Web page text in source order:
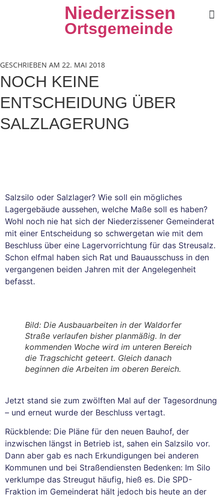
Niederzissen
Ortsgemeinde
GESCHRIEBEN AM 22. MAI 2018
NOCH KEINE
ENTSCHEIDUNG ÜBER
SALZLAGERUNG
Salzsilo oder Salzlager? Wie soll ein mögliches
Lagergebäude aussehen, welche Maße soll es haben?
Wohl noch nie hat sich der Niederzissener Gemeinderat
mit einer Entscheidung so schwergetan wie mit dem
Beschluss über eine Lagervorrichtung für das Streusalz.
Schon elfmal haben sich Rat und Bauausschuss in den
vergangenen beiden Jahren mit der Angelegenheit
befasst.
Bild: Die Ausbauarbeiten in der Waldorfer
Straße verlaufen bisher planmäßig. In der
kommenden Woche wird im unteren Bereich
die Tragschicht geteert. Gleich danach
beginnen die Arbeiten im oberen Bereich.
Jetzt stand sie zum zwölften Mal auf der Tagesordnung
– und erneut wurde der Beschluss vertagt.
Rückblende: Die Pläne für den neuen Bauhof, der
inzwischen längst in Betrieb ist, sahen ein Salzsilo vor.
Dann aber gab es nach Erkundigungen bei anderen
Kommunen und bei Straßendiensten Bedenken: Im Silo
verklumpe das Streugut häufig, hieß es. Die SPD-
Fraktion im Gemeinderat hält jedoch bis heute an der